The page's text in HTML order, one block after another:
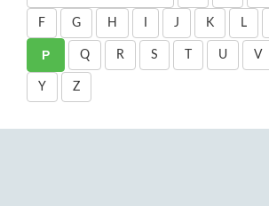
F G H J K L
P Q R S U V
Y Z